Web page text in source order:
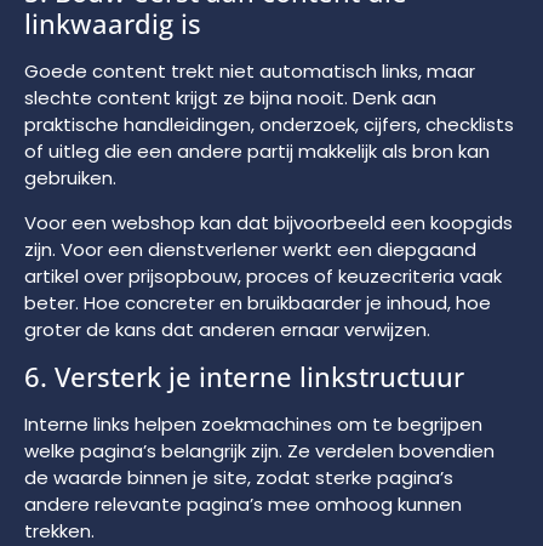
linkwaardig is
Goede content trekt niet automatisch links, maar
slechte content krijgt ze bijna nooit. Denk aan
praktische handleidingen, onderzoek, cijfers, checklists
of uitleg die een andere partij makkelijk als bron kan
gebruiken.
Voor een webshop kan dat bijvoorbeeld een koopgids
zijn. Voor een dienstverlener werkt een diepgaand
artikel over prijsopbouw, proces of keuzecriteria vaak
beter. Hoe concreter en bruikbaarder je inhoud, hoe
groter de kans dat anderen ernaar verwijzen.
6. Versterk je interne linkstructuur
Interne links helpen zoekmachines om te begrijpen
welke pagina’s belangrijk zijn. Ze verdelen bovendien
de waarde binnen je site, zodat sterke pagina’s
andere relevante pagina’s mee omhoog kunnen
trekken.